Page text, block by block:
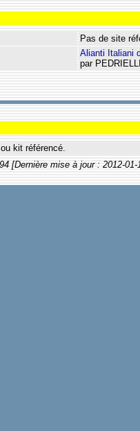
Pas de site
Alianti Italiani
par
kit référencé.
[Dernière mise à jour : 2012-01-